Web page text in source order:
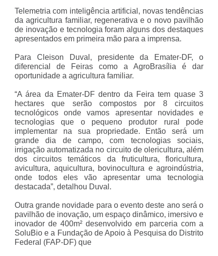
Telemetria com inteligência artificial, novas tendências
da agricultura familiar, regenerativa e o novo pavilhão
de inovação e tecnologia foram alguns dos destaques
apresentados em primeira mão para a imprensa.
Para Cleison Duval, presidente da Emater-DF, o
diferencial de Feiras como a AgroBrasília é dar
oportunidade a agricultura familiar.
“A área da Emater-DF dentro da Feira tem quase 3
hectares que serão compostos por 8 circuitos
tecnológicos onde vamos apresentar novidades e
tecnologias que o pequeno produtor rural pode
implementar na sua propriedade. Então será um
grande dia de campo, com tecnologias sociais,
irrigação automatizada no circuito de olericultura, além
dos circuitos temáticos da fruticultura, floricultura,
avicultura, aquicultura, bovinocultura e agroindústria,
onde todos eles vão apresentar uma tecnologia
destacada”, detalhou Duval.
Outra grande novidade para o evento deste ano será o
pavilhão de inovação, um espaço dinâmico, imersivo e
inovador de 400m² desenvolvido em parceria com a
SoluBio e a Fundação de Apoio à Pesquisa do Distrito
Federal (FAP-DF) que